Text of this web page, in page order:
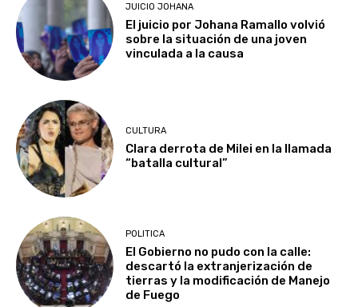
JUICIO JOHANA
El juicio por Johana Ramallo volvió
sobre la situación de una joven
vinculada a la causa
CULTURA
Clara derrota de Milei en la llamada
“batalla cultural”
POLITICA
El Gobierno no pudo con la calle:
descartó la extranjerización de
tierras y la modificación de Manejo
de Fuego